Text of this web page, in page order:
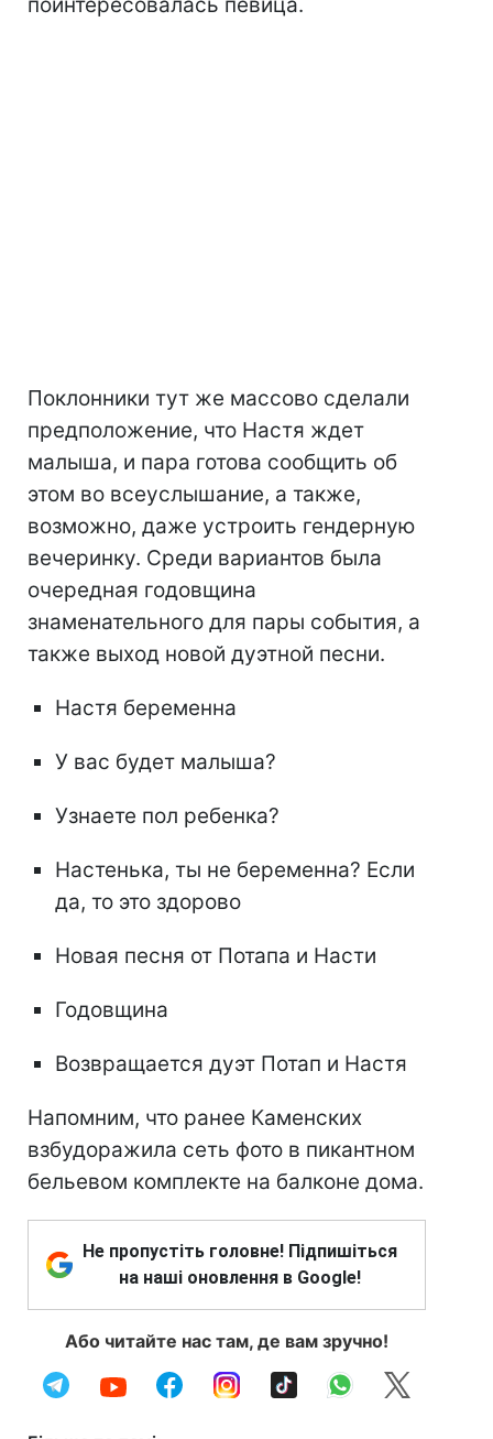
поинтересовалась певица.
Поклонники тут же массово сделали
предположение, что Настя ждет
малыша, и пара готова сообщить об
этом во всеуслышание, а также,
возможно, даже устроить гендерную
вечеринку. Среди вариантов была
очередная годовщина
знаменательного для пары события, а
также выход новой дуэтной песни.
Настя беременна
У вас будет малыша?
Узнаете пол ребенка?
Настенька, ты не беременна? Если
да, то это здорово
Новая песня от Потапа и Насти
Годовщина
Возвращается дуэт Потап и Настя
Напомним, что ранее Каменских
взбудоражила сеть фото в пикантном
бельевом комплекте на балконе дома.
Не пропустіть головне! Підпишіться
на наші оновлення в Google!
Або читайте нас там, де вам зручно!